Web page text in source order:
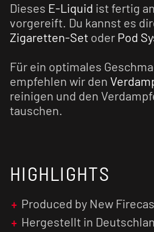
Dieses E-Liquid ist fertig
vorgereift. Du kannst es
Zigaretten-Set oder Pod
Für ein optimales
empfehlen wir den
reinigen und den
tauschen.
HIGHLIGHTS
Produced by New
Hergestellt in